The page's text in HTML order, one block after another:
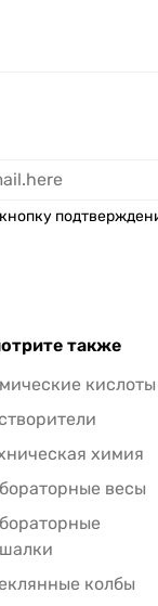
также
кислоты
химия
весы
колбы